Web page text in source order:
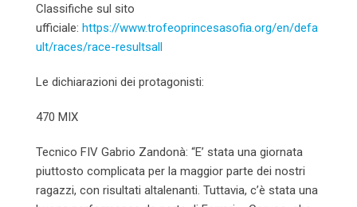
Classifiche sul sito
ufficiale: https://www.trofeoprincesasofia.org/en/defa
ult/races/race-resultsall
Le dichiarazioni dei protagonisti:
470 MIX
Tecnico FIV Gabrio Zandonà: “E’ stata una giornata
piuttosto complicata per la maggior parte dei nostri
ragazzi, con risultati altalenanti. Tuttavia, c’è stata una